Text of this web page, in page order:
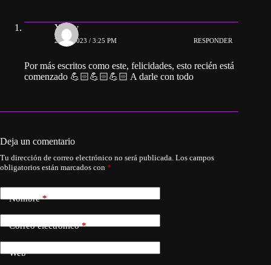
Yeney
22/01/2023 / 3:25 PM RESPONDER
Por más escritos como este, felicidades, esto recién está
comenzado 💪🏻💪🏻💪🏻 A darle con todo
Deja un comentario
Tu dirección de correo electrónico no será publicada. Los campos
obligatorios están marcados con *
Nombre*
Correo electrónico*
Web